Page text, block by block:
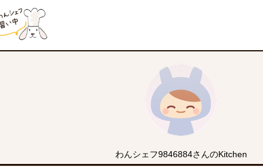
わんシェフ9846884さんのKitchen